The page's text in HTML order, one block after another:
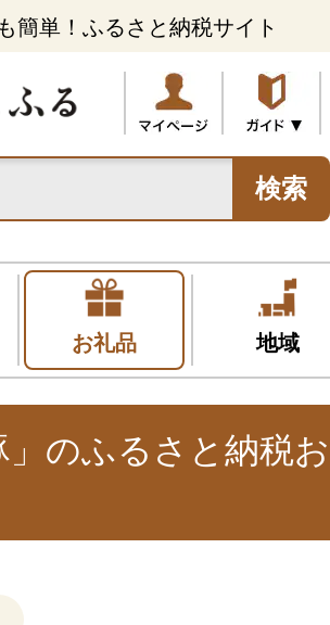
簡単！ふるさと納税サイト
検索
お礼品 地域
」のふるさと納税